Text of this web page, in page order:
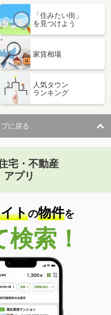
「住みたい街」
を見つけよう
家賃相場
人気タウン
ランキング
に戻る
宅・不動産
アプリ
トの物件を
索！